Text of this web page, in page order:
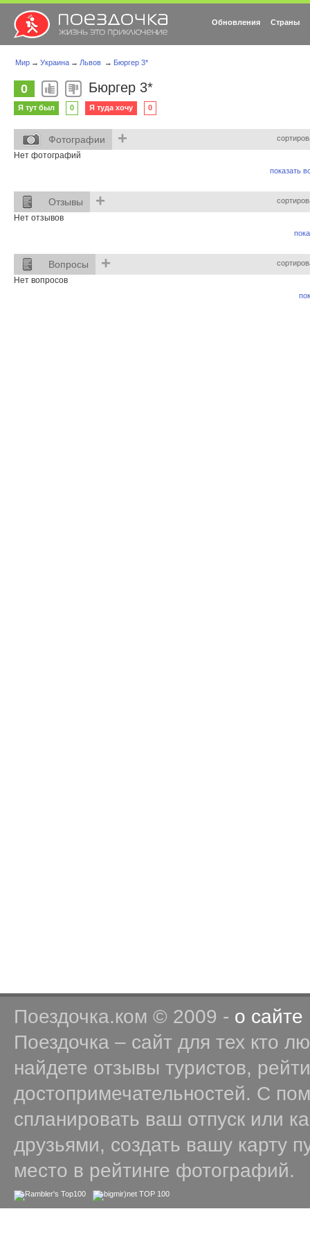
Обновления Страны
Мир → Украина → Львов → Бюргер 3*
0 Бюргер 3*
Я тут был 0 Я туда хочу 0
Фотографии +
Нет фотографий
показать
Отзывы +
Нет отзывов
Вопросы +
Нет вопросов
Поездочка.ком © 2009 - о сайте
Поездочка – сайт для тех кто
найдете отзывы туристов,
достопримечательностей. С
спланировать ваш отпуск или
друзьями, создать вашу карту
место в рейтинге фотографий.